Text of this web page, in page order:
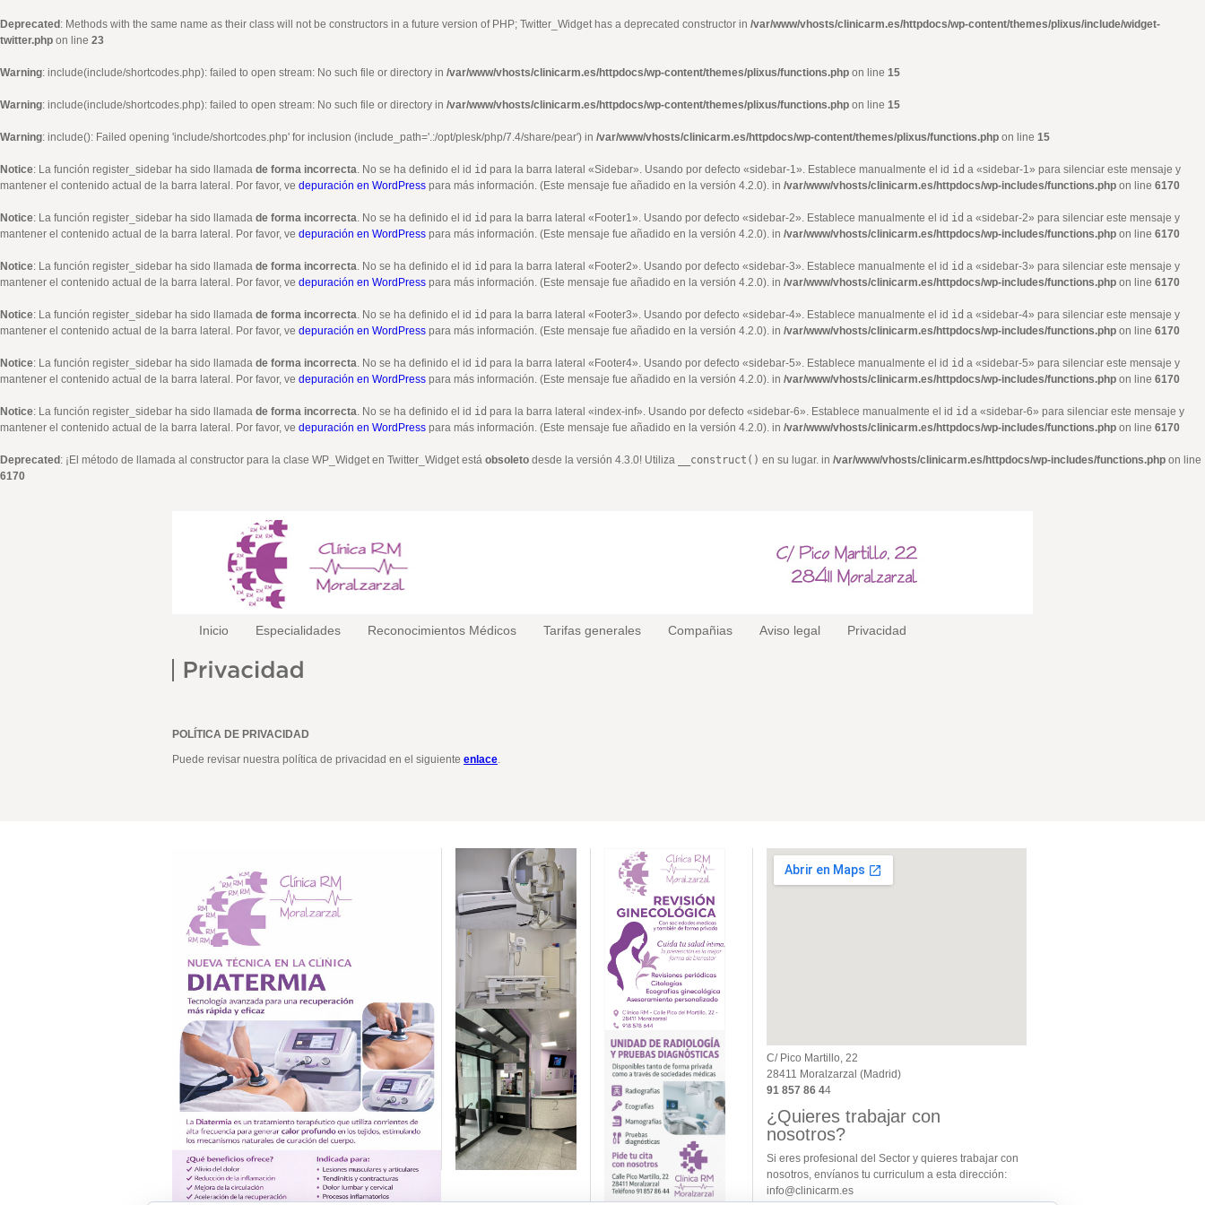
Deprecated : Methods with the same name as their class will not be constructors in a future version of PHP; Twitter_Widget has a deprecated constructor in /var/www/vhosts/clinicarm.es/httpdocs/wp-content/themes/plixus/include/widget-
twitter.php on line 23
Warning: include(include/shortcodes.php): failed to open stream: No such file or directory in /var/www/vhosts/clinicarm.es/httpdocs/wp-content/themes/plixus/functions.php on line 15
Warning: include(include/shortcodes.php): failed to open stream: No such file or directory in /var/www/vhosts/clinicarm.es/httpdocs/wp-content/themes/plixus/functions.php on line 15
Warning: include(): Failed opening 'include/shortcodes.php' for inclusion (include_path='.:/opt/plesk/php/7.4/share/pear') in /var/www/vhosts/clinicarm.es/httpdocs/wp-content/themes/plixus/functions.php on line 15
Notice: La función register_sidebar ha sido llamada de forma incorrecta. No se ha definido el id id para la barra lateral «Sidebar». Usando por defecto «sidebar-1». Establece manualmente el id id a «sidebar-1» para silenciar este mensaje y
mantener el contenido actual de la barra lateral. Por favor, ve depuración en WordPress para más información. (Este mensaje fue añadido en la versión 4.2.0). in /var/www/vhosts/clinicarm.es/httpdocs/wp-includes/functions.php on line 6170
Notice: La función register_sidebar ha sido llamada de forma incorrecta. No se ha definido el id id para la barra lateral «Footer1». Usando por defecto «sidebar-2». Establece manualmente el id id a «sidebar-2» para silenciar este mensaje y
mantener el contenido actual de la barra lateral. Por favor, ve depuración en WordPress para más información. (Este mensaje fue añadido en la versión 4.2.0). in /var/www/vhosts/clinicarm.es/httpdocs/wp-includes/functions.php on line 6170
Notice: La función register_sidebar ha sido llamada de forma incorrecta. No se ha definido el id id para la barra lateral «Footer2». Usando por defecto «sidebar-3». Establece manualmente el id id a «sidebar-3» para silenciar este mensaje y
mantener el contenido actual de la barra lateral. Por favor, ve depuración en WordPress para más información. (Este mensaje fue añadido en la versión 4.2.0). in /var/www/vhosts/clinicarm.es/httpdocs/wp-includes/functions.php on line 6170
Notice: La función register_sidebar ha sido llamada de forma incorrecta. No se ha definido el id id para la barra lateral «Footer3». Usando por defecto «sidebar-4». Establece manualmente el id id a «sidebar-4» para silenciar este mensaje y
mantener el contenido actual de la barra lateral. Por favor, ve depuración en WordPress para más información. (Este mensaje fue añadido en la versión 4.2.0). in /var/www/vhosts/clinicarm.es/httpdocs/wp-includes/functions.php on line 6170
Notice: La función register_sidebar ha sido llamada de forma incorrecta. No se ha definido el id id para la barra lateral «Footer4». Usando por defecto «sidebar-5». Establece manualmente el id id a «sidebar-5» para silenciar este mensaje y
mantener el contenido actual de la barra lateral. Por favor, ve depuración en WordPress para más información. (Este mensaje fue añadido en la versión 4.2.0). in /var/www/vhosts/clinicarm.es/httpdocs/wp-includes/functions.php on line 6170
Notice: La función register_sidebar ha sido llamada de forma incorrecta. No se ha definido el id id para la barra lateral «index-inf». Usando por defecto «sidebar-6». Establece manualmente el id id a «sidebar-6» para silenciar este mensaje y
mantener el contenido actual de la barra lateral. Por favor, ve depuración en WordPress para más información. (Este mensaje fue añadido en la versión 4.2.0). in /var/www/vhosts/clinicarm.es/httpdocs/wp-includes/functions.php on line 6170
Deprecated : ¡El método de llamada al constructor para la clase WP_Widget en Twitter_Widget está obsoleto desde la versión 4.3.0! Utiliza __construct() en su lugar. in /var/www/vhosts/clinicarm.es/httpdocs/wp-includes/functions.php on line
6170
Inicio Especialidades Reconocimientos Médicos Tarifas generales Compañias Aviso legal Privacidad
POLÍTICA DE PRIVACIDAD
Puede revisar nuestra política de privacidad en el siguiente enlace.
C/ Pico Martillo, 22
28411 Moralzarzal (Madrid)
91 857 86 44
¿Quieres trabajar con
nosotros?
Si eres profesional del Sector y quieres trabajar con
nosotros, envíanos tu curriculum a esta dirección:
info@clinicarm.es